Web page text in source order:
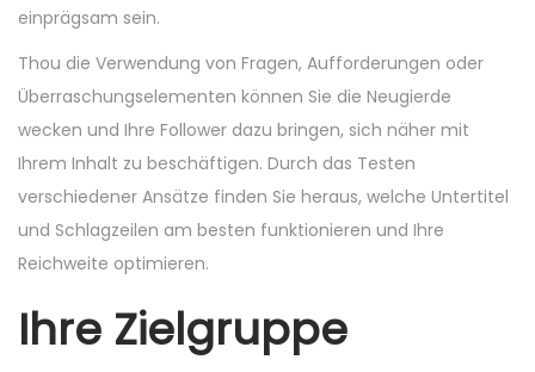
einprägsam sein.
Thou die Verwendung von Fragen, Aufforderungen oder
Überraschungselementen können Sie die Neugierde
wecken und Ihre Follower dazu bringen, sich näher mit
Ihrem Inhalt zu beschäftigen. Durch das Testen
verschiedener Ansätze finden Sie heraus, welche Untertitel
und Schlagzeilen am besten funktionieren und Ihre
Reichweite optimieren.
Ihre Zielgruppe